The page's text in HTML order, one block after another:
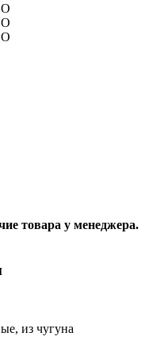
товара у менеджера.
из чугуна